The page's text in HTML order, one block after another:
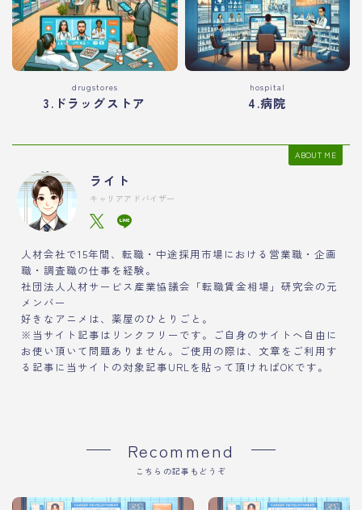
drugstores
3.ドラッグストア
hospital
4.病院
ABOUT ME
ライト
キャリアアドバイザー
人材会社で15年間、転職・中途採用市場における営業職・企画
職・調査職の仕事を経験。
社団法人人材サービス産業協議会「転職賃金相場」研究会の元
メンバー
好きなアニメは、薬屋のひとりごと。
※当サイト記事はリンクフリーです。ご自身のサイトへ自由に
お使い頂いて問題ありません。ご使用の際は、文章をご利用す
る記事に当サイトの対象記事URLを貼って頂ければOKです。
Recommend
こちらの記事もどうぞ